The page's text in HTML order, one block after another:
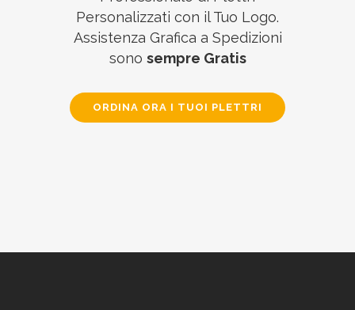
Personalizzati con il Tuo Logo.
Assistenza Grafica a Spedizioni
sono sempre Gratis
ORDINA ORA I TUOI PLETTRI